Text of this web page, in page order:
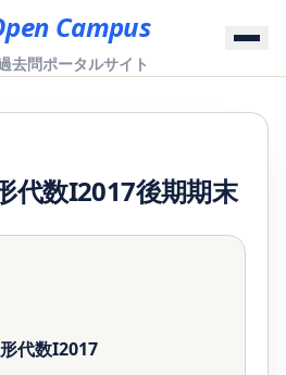
Campus
去問ポータルサイト
数I2017後期期末
代数I2017